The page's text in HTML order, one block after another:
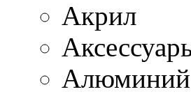
Акрил
Алюминий